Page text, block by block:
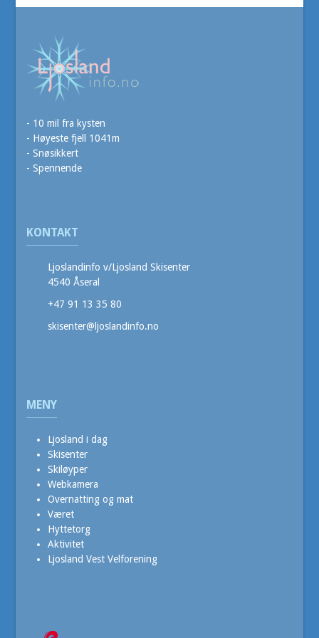
- 10 mil fra kysten
- Høyeste fjell 1041m
- Snøsikkert
- Spennende
KONTAKT
Ljoslandinfo v/Ljosland Skisenter
4540 Åseral
+47 91 13 35 80
skisenter@ljoslandinfo.no
MENY
Ljosland i dag
Skisenter
Skiløyper
Webkamera
Overnatting og mat
Været
Hyttetorg
Aktivitet
Ljosland Vest Velforening